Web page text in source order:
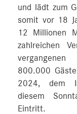
und lädt zum
somit vor 18
12 Millionen
zahlreichen
800.000
2024, dem
diesem
Eintritt.